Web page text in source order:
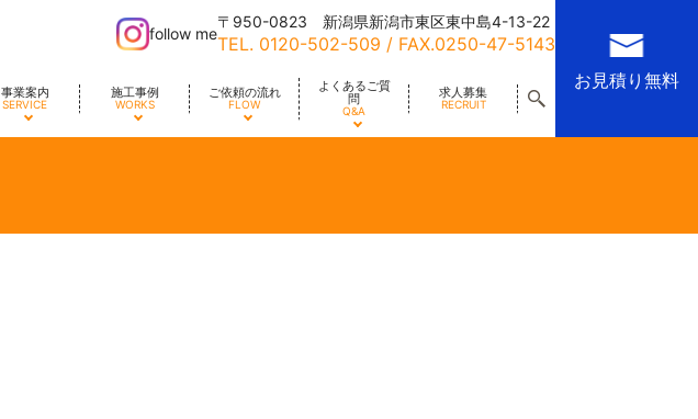
事業案内
SERVICE
施工事例
WORKS
ご依頼の流れ
FLOW
よくあるご質
問
Q&A
求人募集
RECRUIT
follow me
〒950-0823 新潟県新潟市東区東中島4-13-22
TEL. 0120-502-509 / FAX.0250-47-5143
お見積り無料